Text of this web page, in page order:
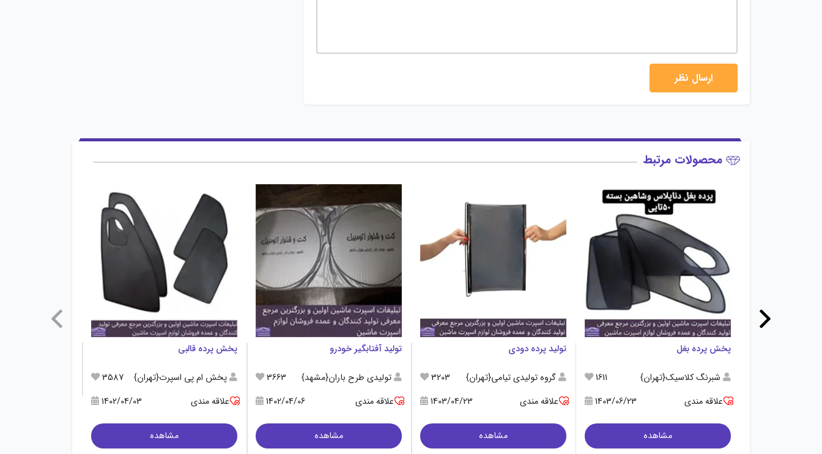
محصولات مرتبط
پخش پرده بغل
شبرنگ کلاسیک{تهران}
1611
علاقه مندی
1403/06/23
مشاهده
تولید پرده دودی
گروه تولیدی تیامی{تهران}
3203
علاقه مندی
1403/04/23
مشاهده
تولید آفتابگیر خودرو
تولیدی طرح باران{مشهد}
3663
علاقه مندی
1402/04/06
مشاهده
پخش پرده قالبی
پخش ام پی اسپرت{تهران}
3587
علاقه مندی
1402/04/03
مشاهده